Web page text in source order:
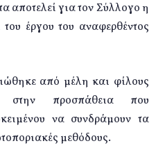
αποτελεί για τον Σύλλογο η
έργου του αναφερθέντος
από μέλη και φίλους
στην προσπάθεια που
να συνδράμουν τα
μεθόδους.